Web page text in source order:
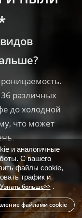
различных
до холодной
что может
различных
до холодной
что может
различных
до холодной
что может
и аналогичные
С вашего
файлы cookie,
трафик и
Узнать больше>>.
файлами cookie